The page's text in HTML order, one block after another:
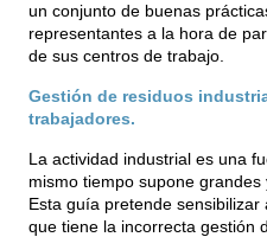
un conjunto de buenas
representantes a la hora de
de sus centros de trabajo.
Gestión de residuos
trabajadores.
La actividad industrial es una
mismo tiempo supone
Esta guía pretende
que tiene la incorrecta gestión